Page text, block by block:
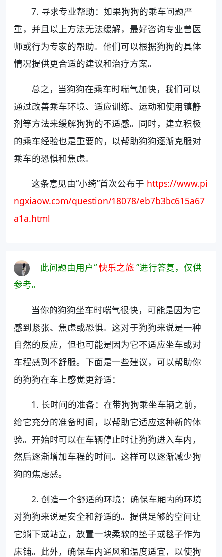
7. 寻求专业帮助：如果狗狗的乘车问题严
重，并且以上方法无法缓解，最好咨询专业兽医
师或行为专家的帮助。他们可以根据狗狗的具体
情况提供更合适的建议和治疗方案。
总之，当狗狗在乘车时喘气加快，我们可以
通过改善乘车环境、适应训练、运动和使用镇静
剂等方法来缓解狗狗的不适感。同时，建立积极
的乘车经验也是重要的，以帮助狗狗逐渐克服对
乘车的恐惧和焦虑。
这条意见由“小绮”首次公布于 https://www.pi
ngxiaow.com/question/18078/eb7b3bc615a67
a1a.html
此问题由用户“快乐之旅 ”进行答复，仅供
参考。
当你的狗狗坐车时喘气很快，可能是因为它
感到紧张、焦虑或恐惧。这对于狗狗来说是一种
自然的反应，但也可能是因为它不适应坐车或对
车程感到不舒服。下面是一些建议，可以帮助你
的狗狗在车上感觉更舒适：
1. 长时间的准备：在带狗狗乘坐车辆之前，
给它充分的准备时间，以帮助它适应这种新的体
验。开始时可以在车辆停止时让狗狗进入车内，
然后逐渐增加车程的时间。这样可以逐渐减少狗
狗的焦虑感。
2. 创造一个舒适的环境：确保车厢内的环境
对狗狗来说是安全和舒适的。提供足够的空间让
它躺下或站立，放置一块柔软的垫子或毯子作为
床铺。此外，确保车内通风和温度适宜，以使狗